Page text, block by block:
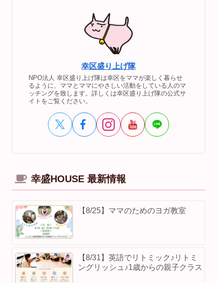
幸区盛り上げ隊
NPO法人 幸区盛り上げ隊は幸区をママが楽しく暮らせ
るように、ママとママにやさしい活動をしている人のマ
ッチングを致します。詳しくは幸区盛り上げ隊の公式サ
イトをご覧ください。
幸盛HOUSE 最新情報
【8/25】ママのためのヨガ教室
【8/31】英語でリトミック♪リトミ
ングリッシュ♪1歳からの親子クラス